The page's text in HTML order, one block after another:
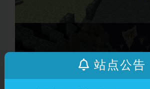
站点公告